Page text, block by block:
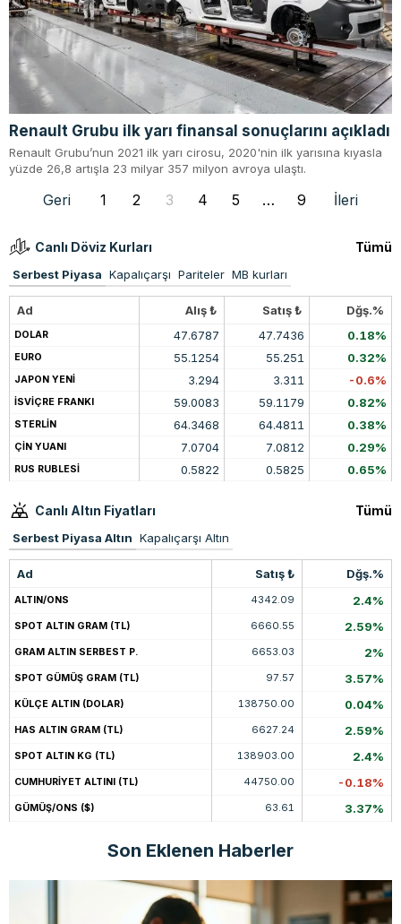
Renault Grubu ilk yarı finansal sonuçlarını açıkladı
Renault Grubu’nun 2021 ilk yarı cirosu, 2020'nin ilk yarısına kıyasla
yüzde 26,8 artışla 23 milyar 357 milyon avroya ulaştı.
Geri 1 2 3 4 5 … 9 İleri
Canlı Döviz Kurları Tümü
Serbest Piyasa Kapalıçarşı Pariteler MB kurları
Ad Alış ₺ Satış ₺ Dğş.%
DOLAR 47.6787 47.7436 0.18%
EURO 55.1254 55.251 0.32%
JAPON YENİ 3.294 3.311 -0.6%
İSVİÇRE FRANKI 59.0083 59.1179 0.82%
STERLİN 64.3468 64.4811 0.38%
ÇİN YUANI 7.0704 7.0812 0.29%
RUS RUBLESİ 0.5822 0.5825 0.65%
Canlı Altın Fiyatları Tümü
Serbest Piyasa Altın Kapalıçarşı Altın
Ad Satış ₺ Dğş.%
ALTIN/ONS 4342.09 2.4%
SPOT ALTIN GRAM (TL) 6660.55 2.59%
GRAM ALTIN SERBEST P. 6653.03 2%
SPOT GÜMÜŞ GRAM (TL) 97.57 3.57%
KÜLÇE ALTIN (DOLAR) 138750.00 0.04%
HAS ALTIN GRAM (TL) 6627.24 2.59%
SPOT ALTIN KG (TL) 138903.00 2.4%
CUMHURİYET ALTINI (TL) 44750.00 -0.18%
GÜMÜŞ/ONS ($) 63.61 3.37%
Son Eklenen Haberler